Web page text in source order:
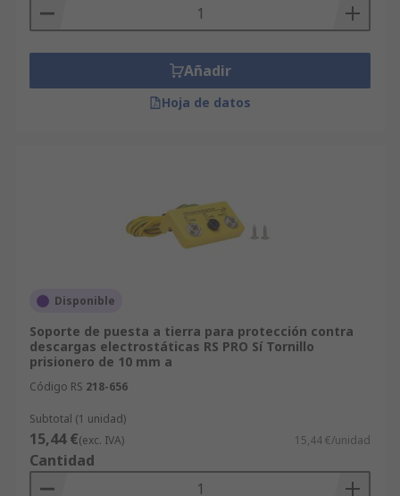
Añadir
Hoja de datos
Disponible
Soporte de puesta a tierra para protección contra
descargas electrostáticas RS PRO Sí Tornillo
prisionero de 10 mm a
Código RS 218-656
Subtotal (1 unidad)
15,44 €(exc. IVA) 15,44 €/unidad
Cantidad